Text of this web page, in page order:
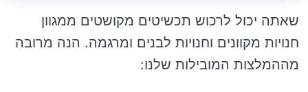
שאתה יכול לרכוש תכשיטים מקושטים ממגוון
חנויות מקוונים וחנויות לבנים ומרגמה. הנה מרובה
מההמלצות המובילות שלנו: